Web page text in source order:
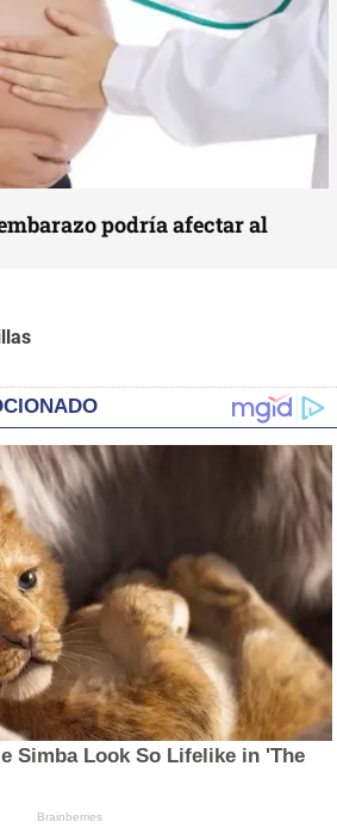
podría afectar al
Simba Look So Lifelike in 'The
Brainberries